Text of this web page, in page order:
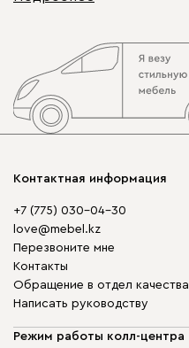
Контактная информация
+7 (775) 030-04-30
love@mebel.kz
Перезвоните мне
Контакты
Обращение в отдел качества
Написать руководству
Режим работы колл-центра